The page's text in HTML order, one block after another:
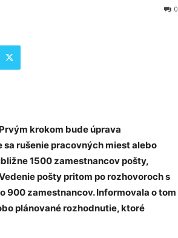
0
krokom bude úprava
rušenie pracovných miest alebo
1500 zamestnancov pošty,
pošty pritom po rozhovoroch s
900 zamestnancov. Informovala o tom
plánované rozhodnutie, ktoré